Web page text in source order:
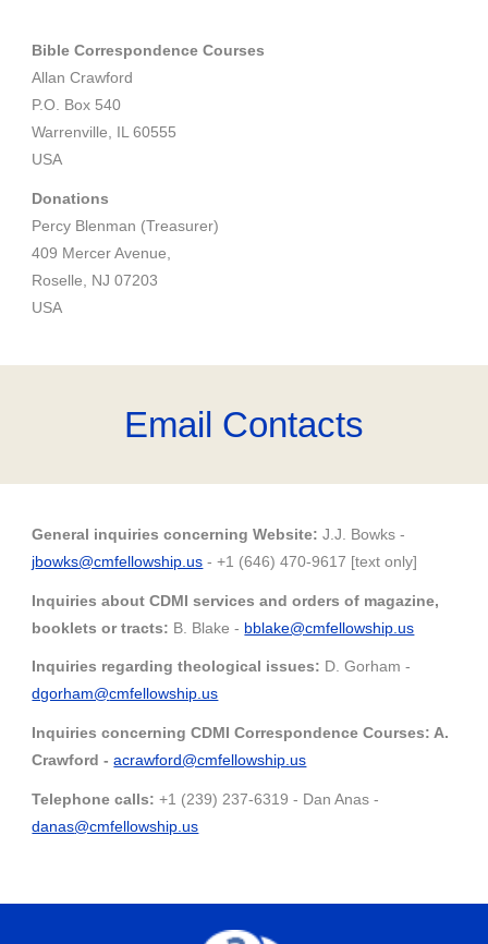
Bible Correspondence Courses
Allan Crawford
P.O. Box 540
Warrenville, IL 60555
USA
Donations
Percy Blenman (Treasurer)
409 Mercer Avenue,
Roselle, NJ 07203
USA
Email Contacts
General inquiries concerning Website: J .J. Bowks -
jbowks@cmfellowship.us - +1 (646) 470-9617 [text only]
Inquiries about CDMI servicesand orders of magazine,
booklets or tracts: B. Blake - bblake@cmfellowship.us
Inquiries regarding theological issues: D. Gorham -
dgorham@cmfellowship.us
Inquiries concerning CDMI Correspondence Courses: A.
Crawford -acrawford@cmfellowship.us
Telephone calls: +1 (239) 237-6319 - Dan Anas -
danas@cmfellowship.us